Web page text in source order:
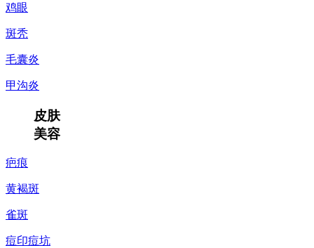
鸡眼
斑秃
毛囊炎
甲沟炎
皮肤
美容
疤痕
黄褐斑
雀斑
痘印痘坑